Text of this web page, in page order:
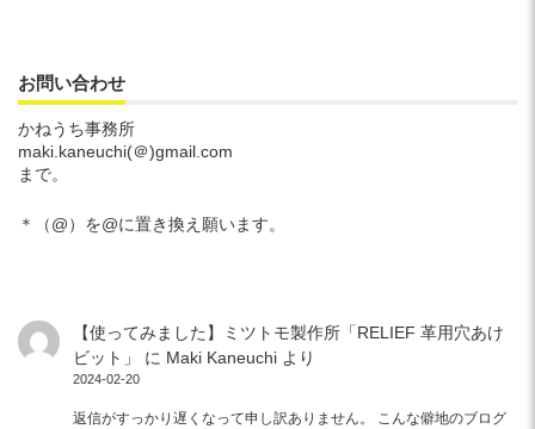
お問い合わせ
かねうち事務所
maki.kaneuchi(＠)gmail.com
まで。
＊（@）を@に置き換え願います。
【使ってみました】ミツトモ製作所「RELIEF 革用穴あけ
ビット」
に Maki Kaneuchiより
2024-02-20
返信がすっかり遅くなって申し訳ありません。 こんな僻地のブログ